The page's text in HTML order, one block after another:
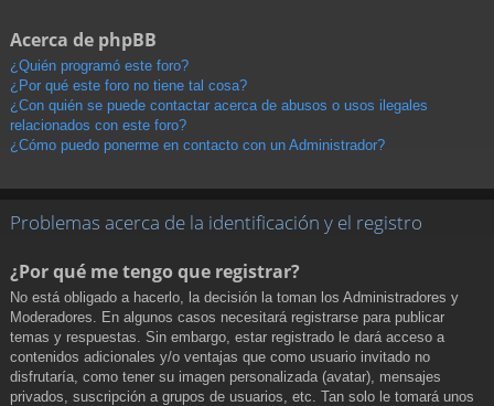
Acerca de phpBB
¿Quién programó este foro?
¿Por qué este foro no tiene tal cosa?
¿Con quién se puede contactar acerca de abusos o usos ilegales
relacionados con este foro?
¿Cómo puedo ponerme en contacto con un Administrador?
Problemas acerca de la identificación y el registro
¿Por qué me tengo que registrar?
No está obligado a hacerlo, la decisión la toman los Administradores y
Moderadores. En algunos casos necesitará registrarse para publicar
temas y respuestas. Sin embargo, estar registrado le dará acceso a
contenidos adicionales y/o ventajas que como usuario invitado no
disfrutaría, como tener su imagen personalizada (avatar), mensajes
privados, suscripción a grupos de usuarios, etc. Tan solo le tomará unos